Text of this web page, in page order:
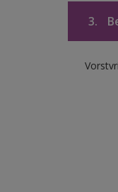
3.